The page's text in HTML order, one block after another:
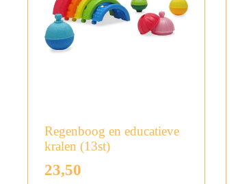
Regenboog en educatieve
kralen (13st)
23,50